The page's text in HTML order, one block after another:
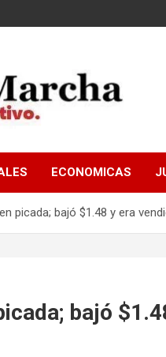
ECONOMICAS
picada; bajó $1.48 y era
bajó